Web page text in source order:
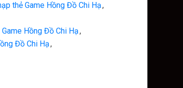
thẻ Game Hồng Đồ Chi Hạ,
Hồng Đồ Chi Hạ,
Đồ Chi Hạ,